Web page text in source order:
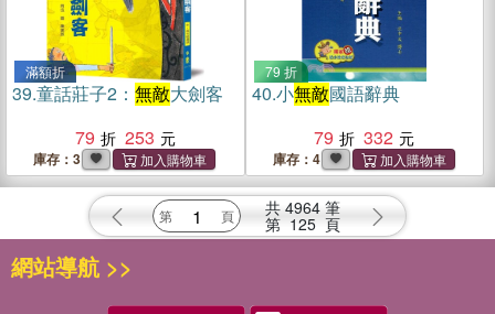
滿額折
39.童話莊子2： 無敵大劍客
79
253
庫存：3
79 折
40.小無敵國語辭典
79
332
庫存：4
共 4964 筆
第 125 頁
網站導航 >>